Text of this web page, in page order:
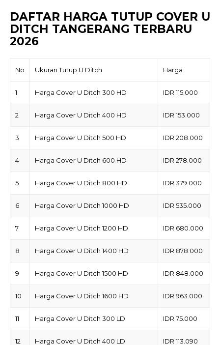
DAFTAR HARGA TUTUP COVER U
DITCH TANGERANG TERBARU
2026
No Ukuran Tutup U Ditch Harga
1 Harga Cover U Ditch 300 HD IDR 115.000
2 Harga Cover U Ditch 400 HD IDR 153.000
3 Harga Cover U Ditch 500 HD IDR 208.000
4 Harga Cover U Ditch 600 HD IDR 278.000
5 Harga Cover U Ditch 800 HD IDR 379.000
6 Harga Cover U Ditch 1000 HD IDR 535.000
7 Harga Cover U Ditch 1200 HD IDR 680.000
8 Harga Cover U Ditch 1400 HD IDR 878.000
9 Harga Cover U Ditch 1500 HD IDR 848.000
10 Harga Cover U Ditch 1600 HD IDR 963.000
11 Harga Cover U Ditch 300 LD IDR 75.000
12 Harga Cover U Ditch 400 LD IDR 113.090